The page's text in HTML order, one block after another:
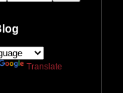
Translate